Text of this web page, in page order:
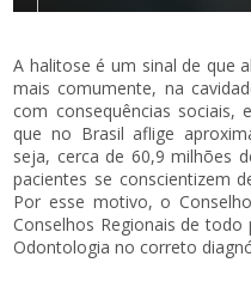
A halitose é um sinal de que
mais comumente, na
com consequências sociais,
que no Brasil aflige
seja, cerca de 60,9 milhões
pacientes se conscientizem
Por esse motivo, o
Conselhos Regionais de
Odontologia no correto